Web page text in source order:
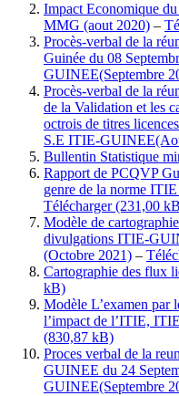
Impact Economique
MMG (aout 2020) –
Procès-verbal de la
Guinée du 08
GUINEE(Septembre
Procès-verbal de la
de la Validation et les
octrois de titres
S.E ITIE-
Bullentin Statistique
Rapport de PCQVP
genre de la norme
Télécharger
Modèle de
divulgations ITIE-
(Octobre 2021) –
Cartographie des flux
Modèle L’examen par
l’impact de l’ITIE,
Proces verbal de la
GUINEE du 24
GUINEE(Septembre